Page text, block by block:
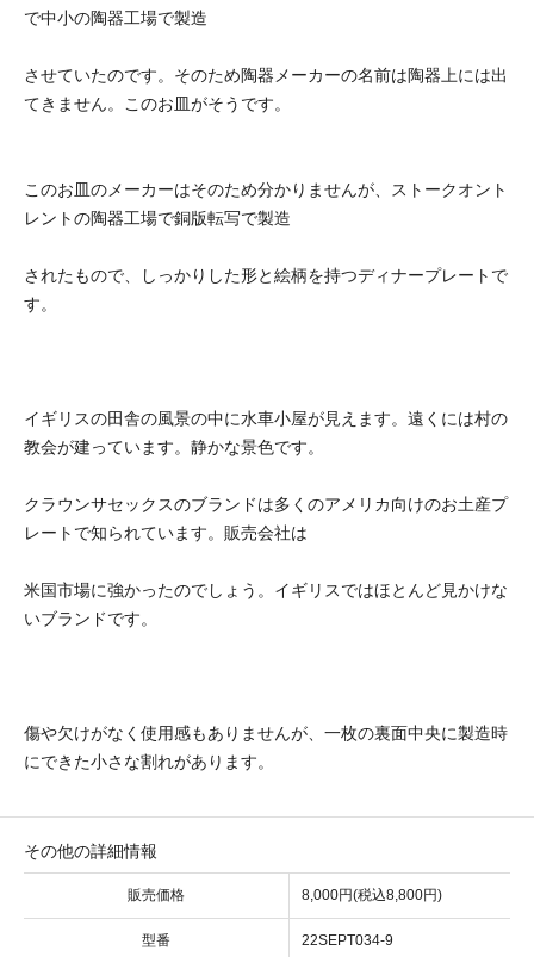
で中小の陶器工場で製造
させていたのです。そのため陶器メーカーの名前は陶器上には出
てきません。このお皿がそうです。
このお皿のメーカーはそのため分かりませんが、ストークオント
レントの陶器工場で銅版転写で製造
されたもので、しっかりした形と絵柄を持つディナープレートで
す。
イギリスの田舎の風景の中に水車小屋が見えます。遠くには村の
教会が建っています。静かな景色です。
クラウンサセックスのブランドは多くのアメリカ向けのお土産プ
レートで知られています。販売会社は
米国市場に強かったのでしょう。イギリスではほとんど見かけな
いブランドです。
傷や欠けがなく使用感もありませんが、一枚の裏面中央に製造時
にできた小さな割れがあります。
その他の詳細情報
販売価格 8,000円(税込8,800円)
型番 22SEPT034-9